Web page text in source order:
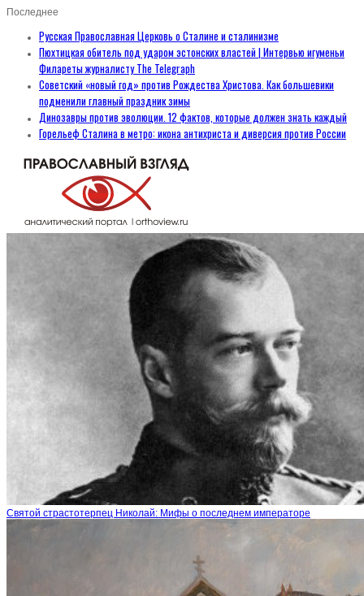
Последнее
Русская Православная Церковь о Сталине и сталинизме
Пюхтицкая обитель под ударом эстонских властей | Интервью игуменьи
Филареты журналисту The Telegraph
Советский «новый год» против Рождества Христова. Как большевики
подменили главный праздник зимы
Динозавры против эволюции. 12 фактов, которые должен знать каждый
Горельеф Сталина в метро: икона антихриста и диверсия против России
Святой страстотерпец Николай: Мифы о последнем императоре